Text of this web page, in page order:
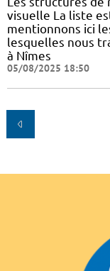
visuelle La liste
mentionnons ici
lesquelles nous
à Nîmes
05/08/2025 18:50